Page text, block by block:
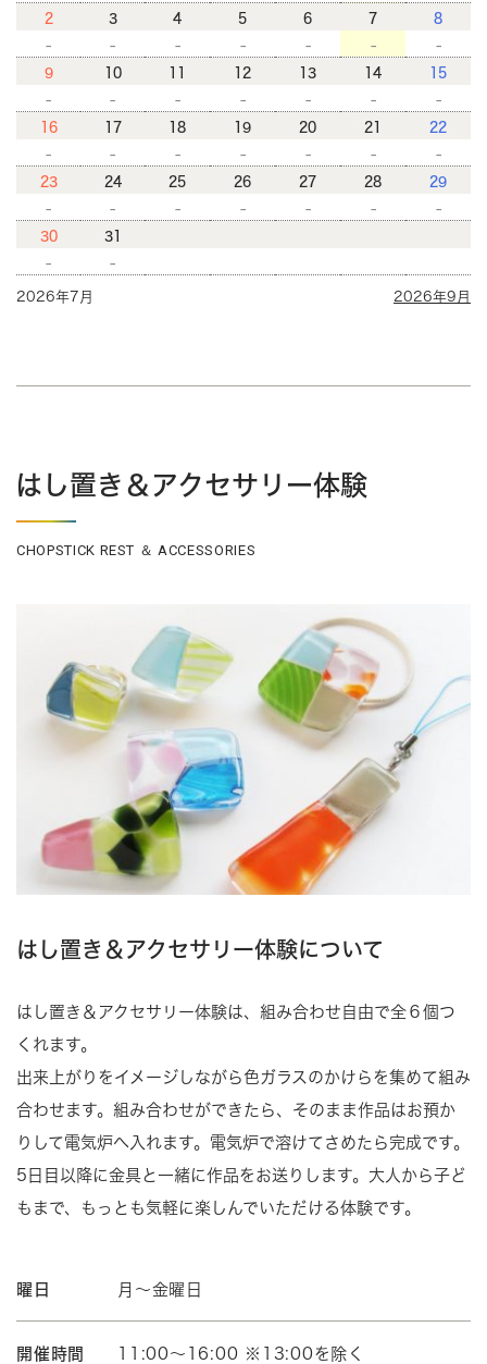
2
-
3
-
4
-
5
-
6
-
7
-
8
-
9
-
10
-
11
-
12
-
13
-
14
-
15
-
16
-
17
-
18
-
19
-
20
-
21
-
22
-
23
-
24
-
25
-
26
-
27
-
28
-
29
-
30
-
31
-
2026年7月 2026年9月
はし置き＆アクセサリー体験
CHOPSTICK REST ＆ ACCESSORIES
はし置き＆アクセサリー体験について
はし置き＆アクセサリー体験は、組み合わせ自由で全６個つ
くれます。
出来上がりをイメージしながら色ガラスのかけらを集めて組み
合わせます。組み合わせができたら、そのまま作品はお預か
りして電気炉へ入れます。電気炉で溶けてさめたら完成です。
5日目以降に金具と一緒に作品をお送りします。大人から子ど
もまで、もっとも気軽に楽しんでいただける体験です。
曜日 月～金曜日
開催時間 11:00～16:00 ※13:00を除く